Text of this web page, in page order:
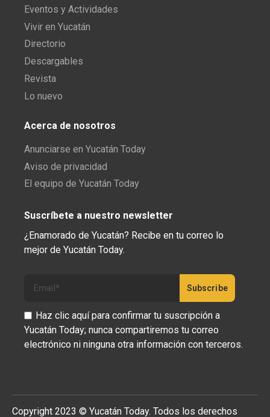
Eventos y Actividades
Vivir en Yucatán
Directorio
Descargables
Revista
Lo nuevo
Acerca de nosotros
Anunciarse en Yucatán Today
Aviso de privacidad
El equipo de Yucatán Today
Suscríbete a nuestro newsletter
¿Enamorado de Yucatán? Recibe en tu correo lo
mejor de Yucatán Today.
Haz clic aquí para confirmar tu suscripción a
Yucatán Today; nunca compartiremos tu correo
electrónico ni ninguna otra información con terceros.
Copyright 2023 © Yucatán Today. Todos los derechos